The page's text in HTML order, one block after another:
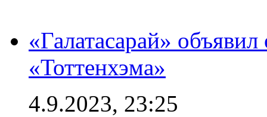
«Галатасарай»
«Тоттенхэма»
4.9.2023, 23:25